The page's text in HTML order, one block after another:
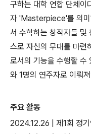
구하는 대학 연합 단체이
자 'Masterpiece'를 의미
서 수학하는 창작자들 및
스로 자신의 무대를 마련
로서의 기능을 수행할 수
와 1명의 연주자로 이뤄
주요 활동
2024.12.26 | 제1회 정